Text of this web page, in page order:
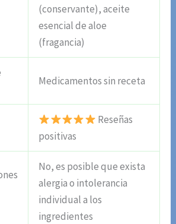
(conservante), aceite
esencial de aloe
(fragancia)
Medicamentos sin receta
Reseñas
positivas
No, es posible que exista
alergia o intolerancia
individual a los
ingredientes